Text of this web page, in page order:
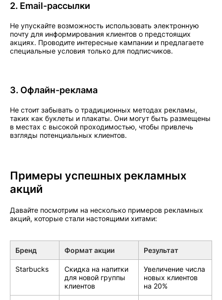
2. Email-рассылки
Не упускайте возможность использовать электронную
почту для информирования клиентов о предстоящих
акциях. Проводите интересные кампании и предлагаете
специальные условия только для подписчиков.
3. Офлайн-реклама
Не стоит забывать о традиционных методах рекламы,
таких как буклеты и плакаты. Они могут быть размещены
в местах с высокой проходимостью, чтобы привлечь
взгляды потенциальных клиентов.
Примеры успешных рекламных
акций
Давайте посмотрим на несколько примеров рекламных
акций, которые стали настоящими хитами:
Бренд Формат акции Результат
Starbucks
Скидка на напитки
для новой группы
клиентов
Увеличение числа
новых клиентов
на 20%